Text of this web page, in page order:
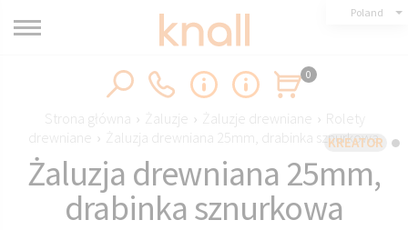
KREATOR
Poland
0
Strona główna › Żaluzje › Żaluzje drewniane › Rolety
drewniane
› Żaluzja drewniana 25mm, drabinka sznurkowa
Żaluzja drewniana 25mm,
drabinka sznurkowa